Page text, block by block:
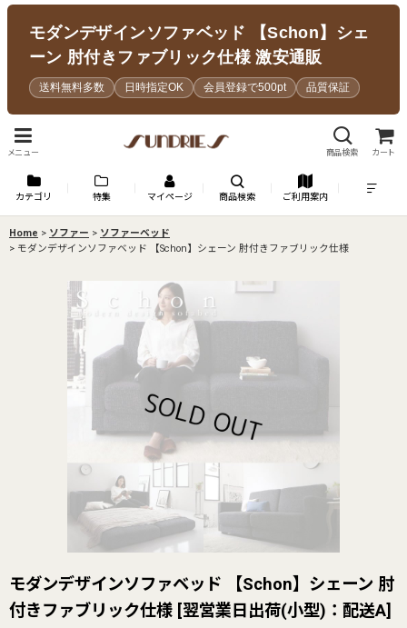
モダンデザインソファベッド 【Schon】シェ
ーン 肘付きファブリック仕様 激安通販
送料無料多数 日時指定OK 会員登録で500pt 品質保証
メニュー 商品検索 カート
カテゴリ 特集 マイページ 商品検索 ご利用案内
Home > ソファー > ソファーベッド
> モダンデザインソファベッド 【Schon】シェーン 肘付きファブリック仕様
モダンデザインソファベッド 【Schon】シェーン 肘
付きファブリック仕様 [翌営業日出荷(小型)：配送A]